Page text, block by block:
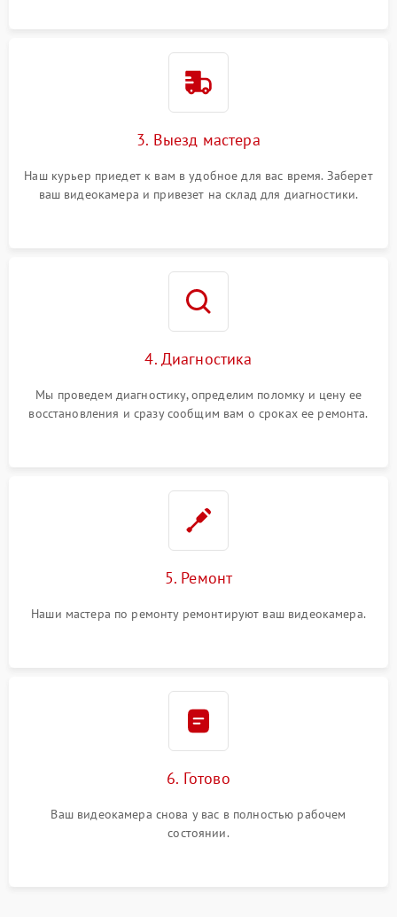
3. Выезд мастера
Наш курьер приедет к вам в удобное для вас время. Заберет
ваш видеокамера и привезет на склад для диагностики.
4. Диагностика
Мы проведем диагностику, определим поломку и цену ее
восстановления и сразу сообщим вам о сроках ее ремонта.
5. Ремонт
Наши мастера по ремонту ремонтируют ваш видеокамера.
6. Готово
Ваш видеокамера снова у вас в полностью рабочем
состоянии.